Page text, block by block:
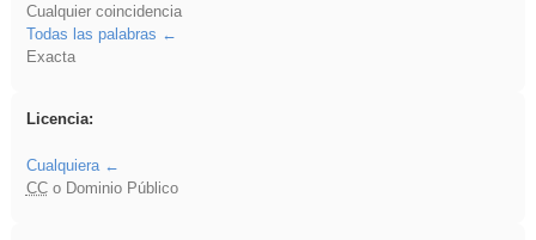
Cualquier coincidencia
Todas las palabras
Exacta
Licencia:
Cualquiera
CCo Dominio Público